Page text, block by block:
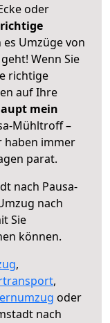
oder
richtige
Umzüge von
Wenn Sie
richtige
auf Ihre
mein
Mühltroff –
haben immer
parat.
nach Pausa-
nach
Sie
können.
,
,
oder
nach